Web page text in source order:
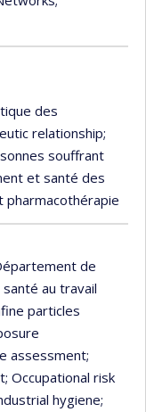
des
relationship;
souffrant
et santé des
pharmacothérapie
de
au travail
particles
assessment;
; Occupational risk
hygiene;